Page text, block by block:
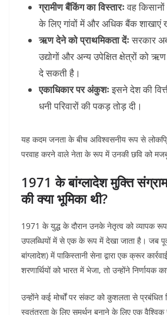
ग्रामीण बैंकिंग का विस्तारःवह
के लिए गांवों में और अधिक बैंक शाखाएं
ऋण देने को प्राथमिकता देंःसरकार
उद्योगों और अन्य उपेक्षित क्षेत्रों को
दे सकती है।
एकाधिकार पर अंकुशःइसने देश की
धनी परिवारों की पकड़ तोड़ दी।
यह कदम जनता के बीच अविश्वसनीय रूप से
परवाह करने वाले नेता के रूप में उनकी छवि को
1971 के बांग्लादेश मुक्ति संग्राम
की क्या भूमिका थी?
1971 के युद्ध के दौरान उनके नेतृत्व को व्यापक
उपलब्धियों में से एक के रूप में देखा जाता है। जब
बांग्लादेश) में पाकिस्तानी सेना द्वारा एक क्रूर
शरणार्थियों को भारत में भेजा, तो उन्होंने निर्णायक
उन्होंने कई मोर्चों पर संकट को कुशलता से प्रबंधित
स्वतंत्रता के लिए समर्थन बनाने के लिए एक